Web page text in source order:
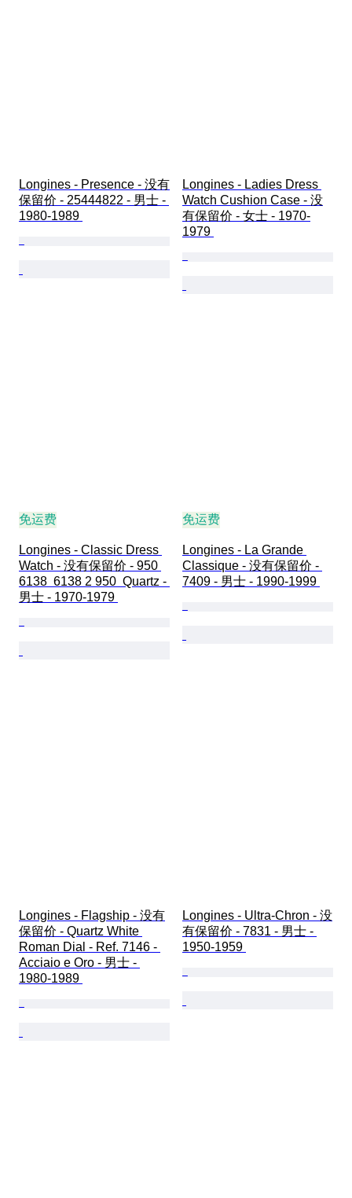
Longines - Presence - 没有
保留价 - 25444822 - 男士 -
1980-1989
Longines - Ladies Dress
Watch Cushion Case - 没
有保留价 - 女士 - 1970-
1979
免运费
Longines - Classic Dress
Watch - 没有保留价 - 950
6138  6138 2 950  Quartz -
男士 - 1970-1979
免运费
Longines - La Grande
Classique - 没有保留价 -
7409 - 男士 - 1990-1999
Longines - Flagship - 没有
保留价 - Quartz White
Roman Dial - Ref. 7146 -
Acciaio e Oro - 男士 -
1980-1989
Longines - Ultra-Chron - 没
有保留价 - 7831 - 男士 -
1950-1959